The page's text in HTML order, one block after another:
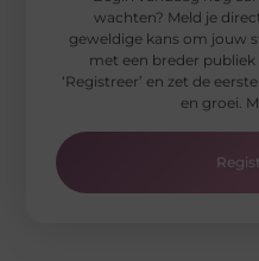
wachten? Meld je
geweldige kans om jouw
met een breder
‘Registreer’ en zet de
en groei.